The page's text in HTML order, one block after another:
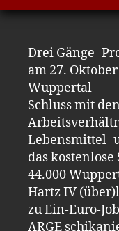
Drei Gänge-
am 27.
Wuppertal
Schluss mit
Lebensmittel-
das kostenlose
44.000
Hartz IV
zu Ein-Euro-
ARGE